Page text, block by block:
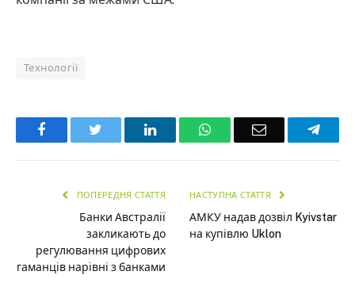
Технології
Facebook LinkedInWhatsAppEmail
ПОПЕРЕДНЯ СТАТТЯ
Банки Австралії
закликають до
регулювання цифрових
гаманців нарівні з банками
НАСТУПНА СТАТТЯ
АМКУ надав дозвіл Kyivstar
на купівлю Uklon